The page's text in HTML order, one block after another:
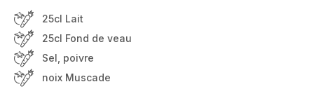
25cl Lait
25cl Fond de veau
Sel, poivre
noix Muscade